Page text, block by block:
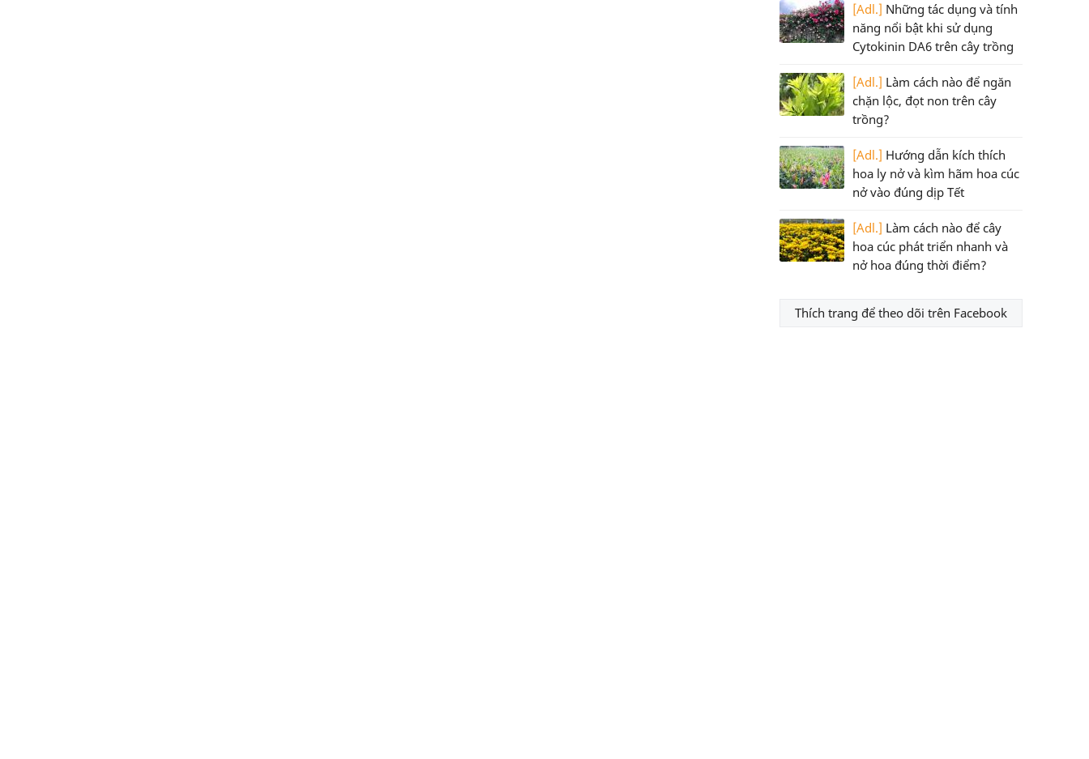
[Adl.] Những tác dụng và tính
năng nổi bật khi sử dụng
Cytokinin DA6 trên cây trồng
[Adl.] Làm cách nào để ngăn
chặn lộc, đọt non trên cây
trồng?
[Adl.] Hướng dẫn kích thích
hoa ly nở và kìm hãm hoa cúc
nở vào đúng dịp Tết
[Adl.] Làm cách nào để cây
hoa cúc phát triển nhanh và
nở hoa đúng thời điểm?
Thích trang để theo dõi trên Facebook